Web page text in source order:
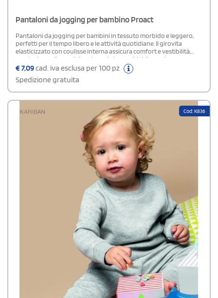
Pantaloni da jogging per bambino Proact
Pantaloni da jogging per bambini in tessuto morbido e leggero,
perfetti per il tempo libero e le attività quotidiane. Il girovita
elasticizzato con coulisse interna assicura comfort e vestibilità,
mentre la coulisse grigia esterna intercambiabile aggiunge
praticità (coulisse colorate disponibili separatamente, codice
PA068). Dotati di due tasche laterali e una tasca posteriore, offrono
spazio utile per piccoli oggetti. Il fondo gamba elasticizzato
completa il look sportivo e pratico, ideale per un utilizzo dinamico e
€7,09cad. iva esclusa per 100 pz
Spedizione gratuita
Cod: K836